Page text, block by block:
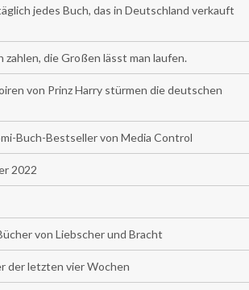
jedes Buch, das in Deutschland verkauft
zahlen, die Großen lässt man laufen.
von Prinz Harry stürmen die deutschen
Buch-Bestseller von Media Control
2022
von Liebscher und Bracht
der letzten vier Wochen